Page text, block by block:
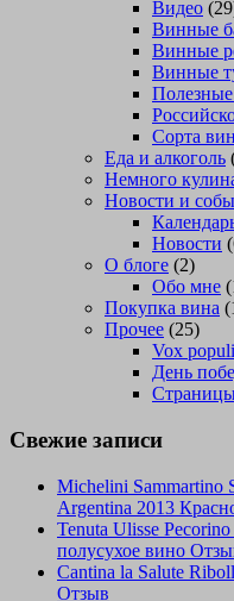
Видео
Винные
Винные
Винные
Полезные
Сорта
Еда и алкоголь
Немного
Новости и
Новости
О блоге (2)
Обо мне
Покупка вина
Прочее (25)
Vox populi
День
Свежие записи
Michelini Sammartino
Argentina 2013
Tenuta Ulisse
полусухое вино
Cantina la Salute
Отзыв